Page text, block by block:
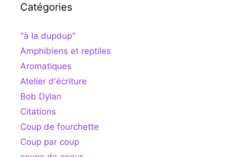
Catégories
"à la dupdup"
Amphibiens et reptiles
Aromatiques
Atelier d'écriture
Bob Dylan
Citations
Coup de fourchette
Coup par coup